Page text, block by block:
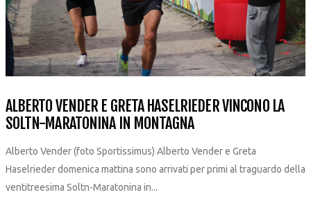
ALBERTO VENDER E GRETA HASELRIEDER VINCONO LA
SOLTN-MARATONINA IN MONTAGNA
Alberto Vender (foto Sportissimus) Alberto Vender e Greta
Haselrieder domenica mattina sono arrivati per primi al traguardo della
ventitreesima Soltn-Maratonina in...